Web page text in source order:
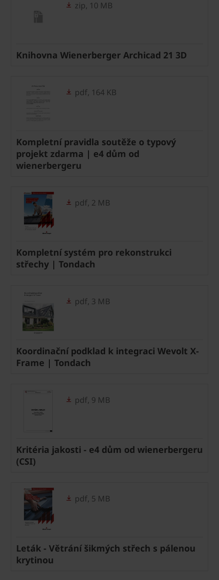
zip, 10 MB
Knihovna Wienerberger Archicad 21 3D
pdf, 164 KB
Kompletní pravidla soutěže o typový
projekt zdarma | e4 dům od
wienerbergeru
pdf, 2 MB
Kompletní systém pro rekonstrukci
střechy | Tondach
pdf, 3 MB
Koordinační podklad k integraci Wevolt X-
Frame | Tondach
pdf, 9 MB
Kritéria jakosti - e4 dům od wienerbergeru
(CSI)
pdf, 5 MB
Leták - Větrání šikmých střech s pálenou
krytinou